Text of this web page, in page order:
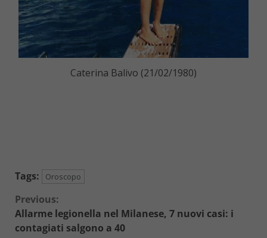
Caterina Balivo (21/02/1980)
Tags: Oroscopo
Continue
Reading
Previous:
Allarme legionella nel Milanese, 7 nuovi casi: i
contagiati salgono a 40